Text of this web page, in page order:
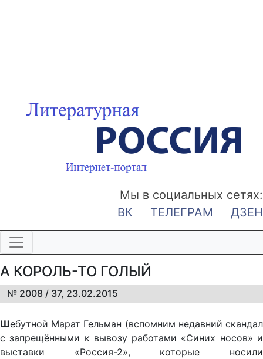
Мы в социальных сетях:
ВК
ТЕЛЕГРАМ ДЗЕН
А КОРОЛЬ-ТО ГОЛЫЙ
№ 2008 / 37, 23.02.2015
Шебутной Марат Гельман (вспомним недавний скандал
с запрещёнными к вывозу работами «Синих носов» и
выставки «Россия-2», которые носили